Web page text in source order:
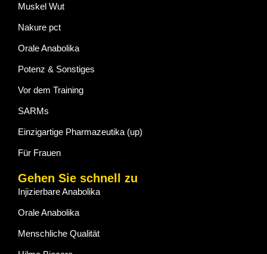
Muskel Wut
Nakure pct
Orale Anabolika
Potenz & Sonstiges
Vor dem Training
SARMs
Einzigartige Pharmazeutika (up)
Für Frauen
Gehen Sie schnell zu
Injizierbare Anabolika
Orale Anabolika
Menschliche Qualität